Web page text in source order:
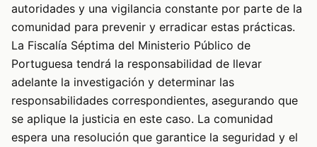
autoridades y una vigilancia constante por parte de la
comunidad para prevenir y erradicar estas prácticas.
La Fiscalía Séptima del Ministerio Público de
Portuguesa tendrá la responsabilidad de llevar
adelante la investigación y determinar las
responsabilidades correspondientes, asegurando que
se aplique la justicia en este caso. La comunidad
espera una resolución que garantice la seguridad y el